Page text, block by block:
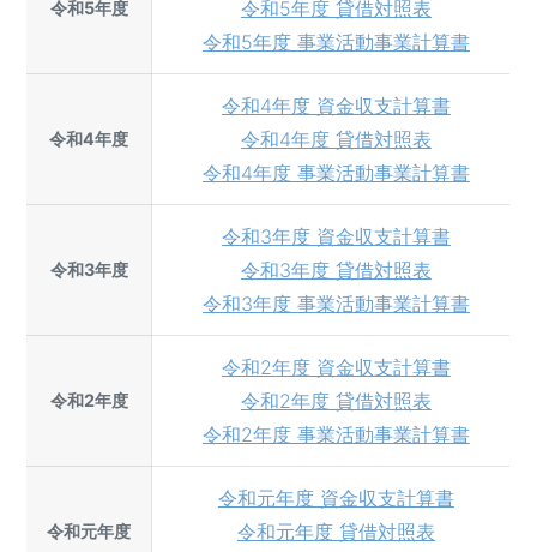
令和5年度
令和5年度 貸借対照表
令和5年度 事業活動事業計算書
令和4年度
令和4年度 資金収支計算書
令和4年度 貸借対照表
令和4年度 事業活動事業計算書
令和3年度
令和3年度 資金収支計算書
令和3年度 貸借対照表
令和3年度 事業活動事業計算書
令和2年度
令和2年度 資金収支計算書
令和2年度 貸借対照表
令和2年度 事業活動事業計算書
令和元年度
令和元年度 資金収支計算書
令和元年度 貸借対照表